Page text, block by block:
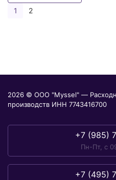
1 2
2026 © ООО "Myssel" —
производств ИНН 7743416700
+7 (985)
Пн-Пт, с
+7 (495)